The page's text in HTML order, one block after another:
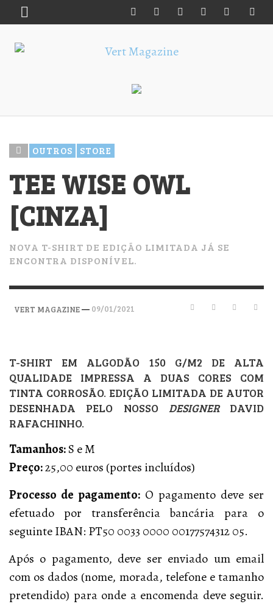
OUTROS STORE
TEE WISE OWL
[CINZA]
NOVA T-SHIRT DE EDIÇÃO LIMITADA JÁ SE
ENCONTRA DISPONÍVEL.
VERT MAGAZINE— 09/01/2021
T-SHIRT EM ALGODÃO 150 G/M2 DE ALTA
QUALIDADE IMPRESSA A DUAS CORES COM
TINTA CORROSÃO. EDIÇÃO LIMITADA DE AUTOR
DESENHADA PELO NOSSO DESIGNERDAVID
RAFACHINHO.
Tamanhos:S e M
Preço:25,00 euros (portes incluídos)
Processo de pagamento: O pagamento deve ser
efetuado por transferência bancária para o
seguinte IBAN: PT50 0033 0000 00177574312 05.
Após o pagamento, deve ser enviado um email
com os dados (nome, morada, telefone e tamanho
pretendido) para onde a encomenda deve seguir.